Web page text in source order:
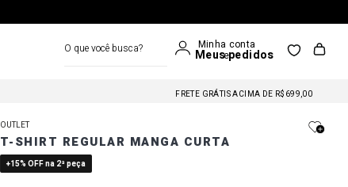
FRETE GRÁTIS ACIMA DE R$699,00
FRETE GRÁTIS NAS COMPRAS A PARTIR DE R$699
FRETE GRÁTIS ACIMA DE R$699,00
OUTLET
T-SHIRT REGULAR MANGA CURTA
+15% OFF na 2ª peça